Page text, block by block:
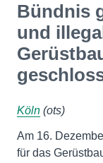
Bündnis
und
Köln (ots)
Am 16.
für das